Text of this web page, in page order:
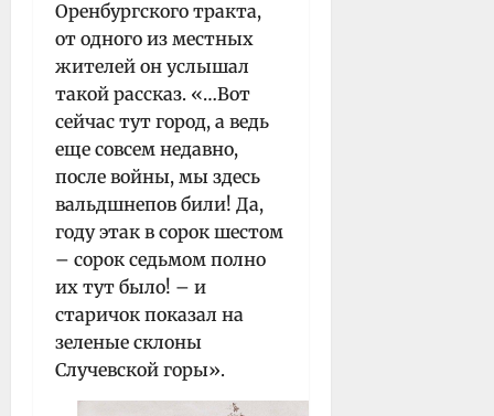
Оренбургского тракта,
от одного из местных
жителей он услышал
такой рассказ. «…Вот
сейчас тут город, а ведь
еще совсем недавно,
после войны, мы здесь
вальдшнепов били! Да,
году этак в сорок шестом
– сорок седьмом полно
их тут было! – и
старичок показал на
зеленые склоны
Случевской горы».